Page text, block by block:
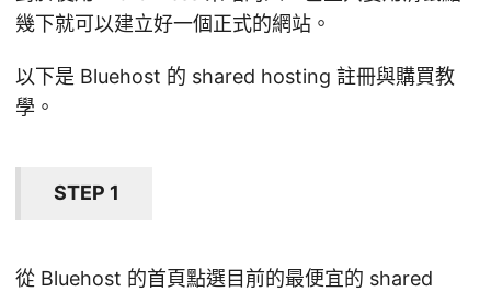
幾下就可以建立好一個正式的網站。
以下是 Bluehost 的 shared hosting 註冊與購買教
學。
STEP 1
從 Bluehost 的首頁點選目前的最便宜的 shared